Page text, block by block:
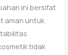
ini bersifat
aman untuk
tidak